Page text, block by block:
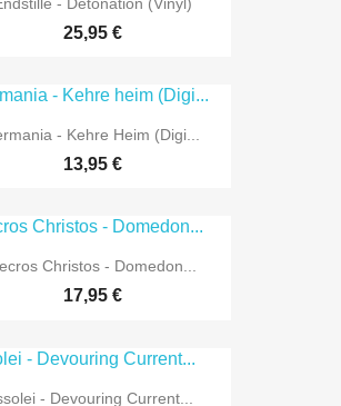
25,95 €
- Kehre Heim (Digi...
13,95 €
Christos - Domedon...
17,95 €
- Devouring Current...